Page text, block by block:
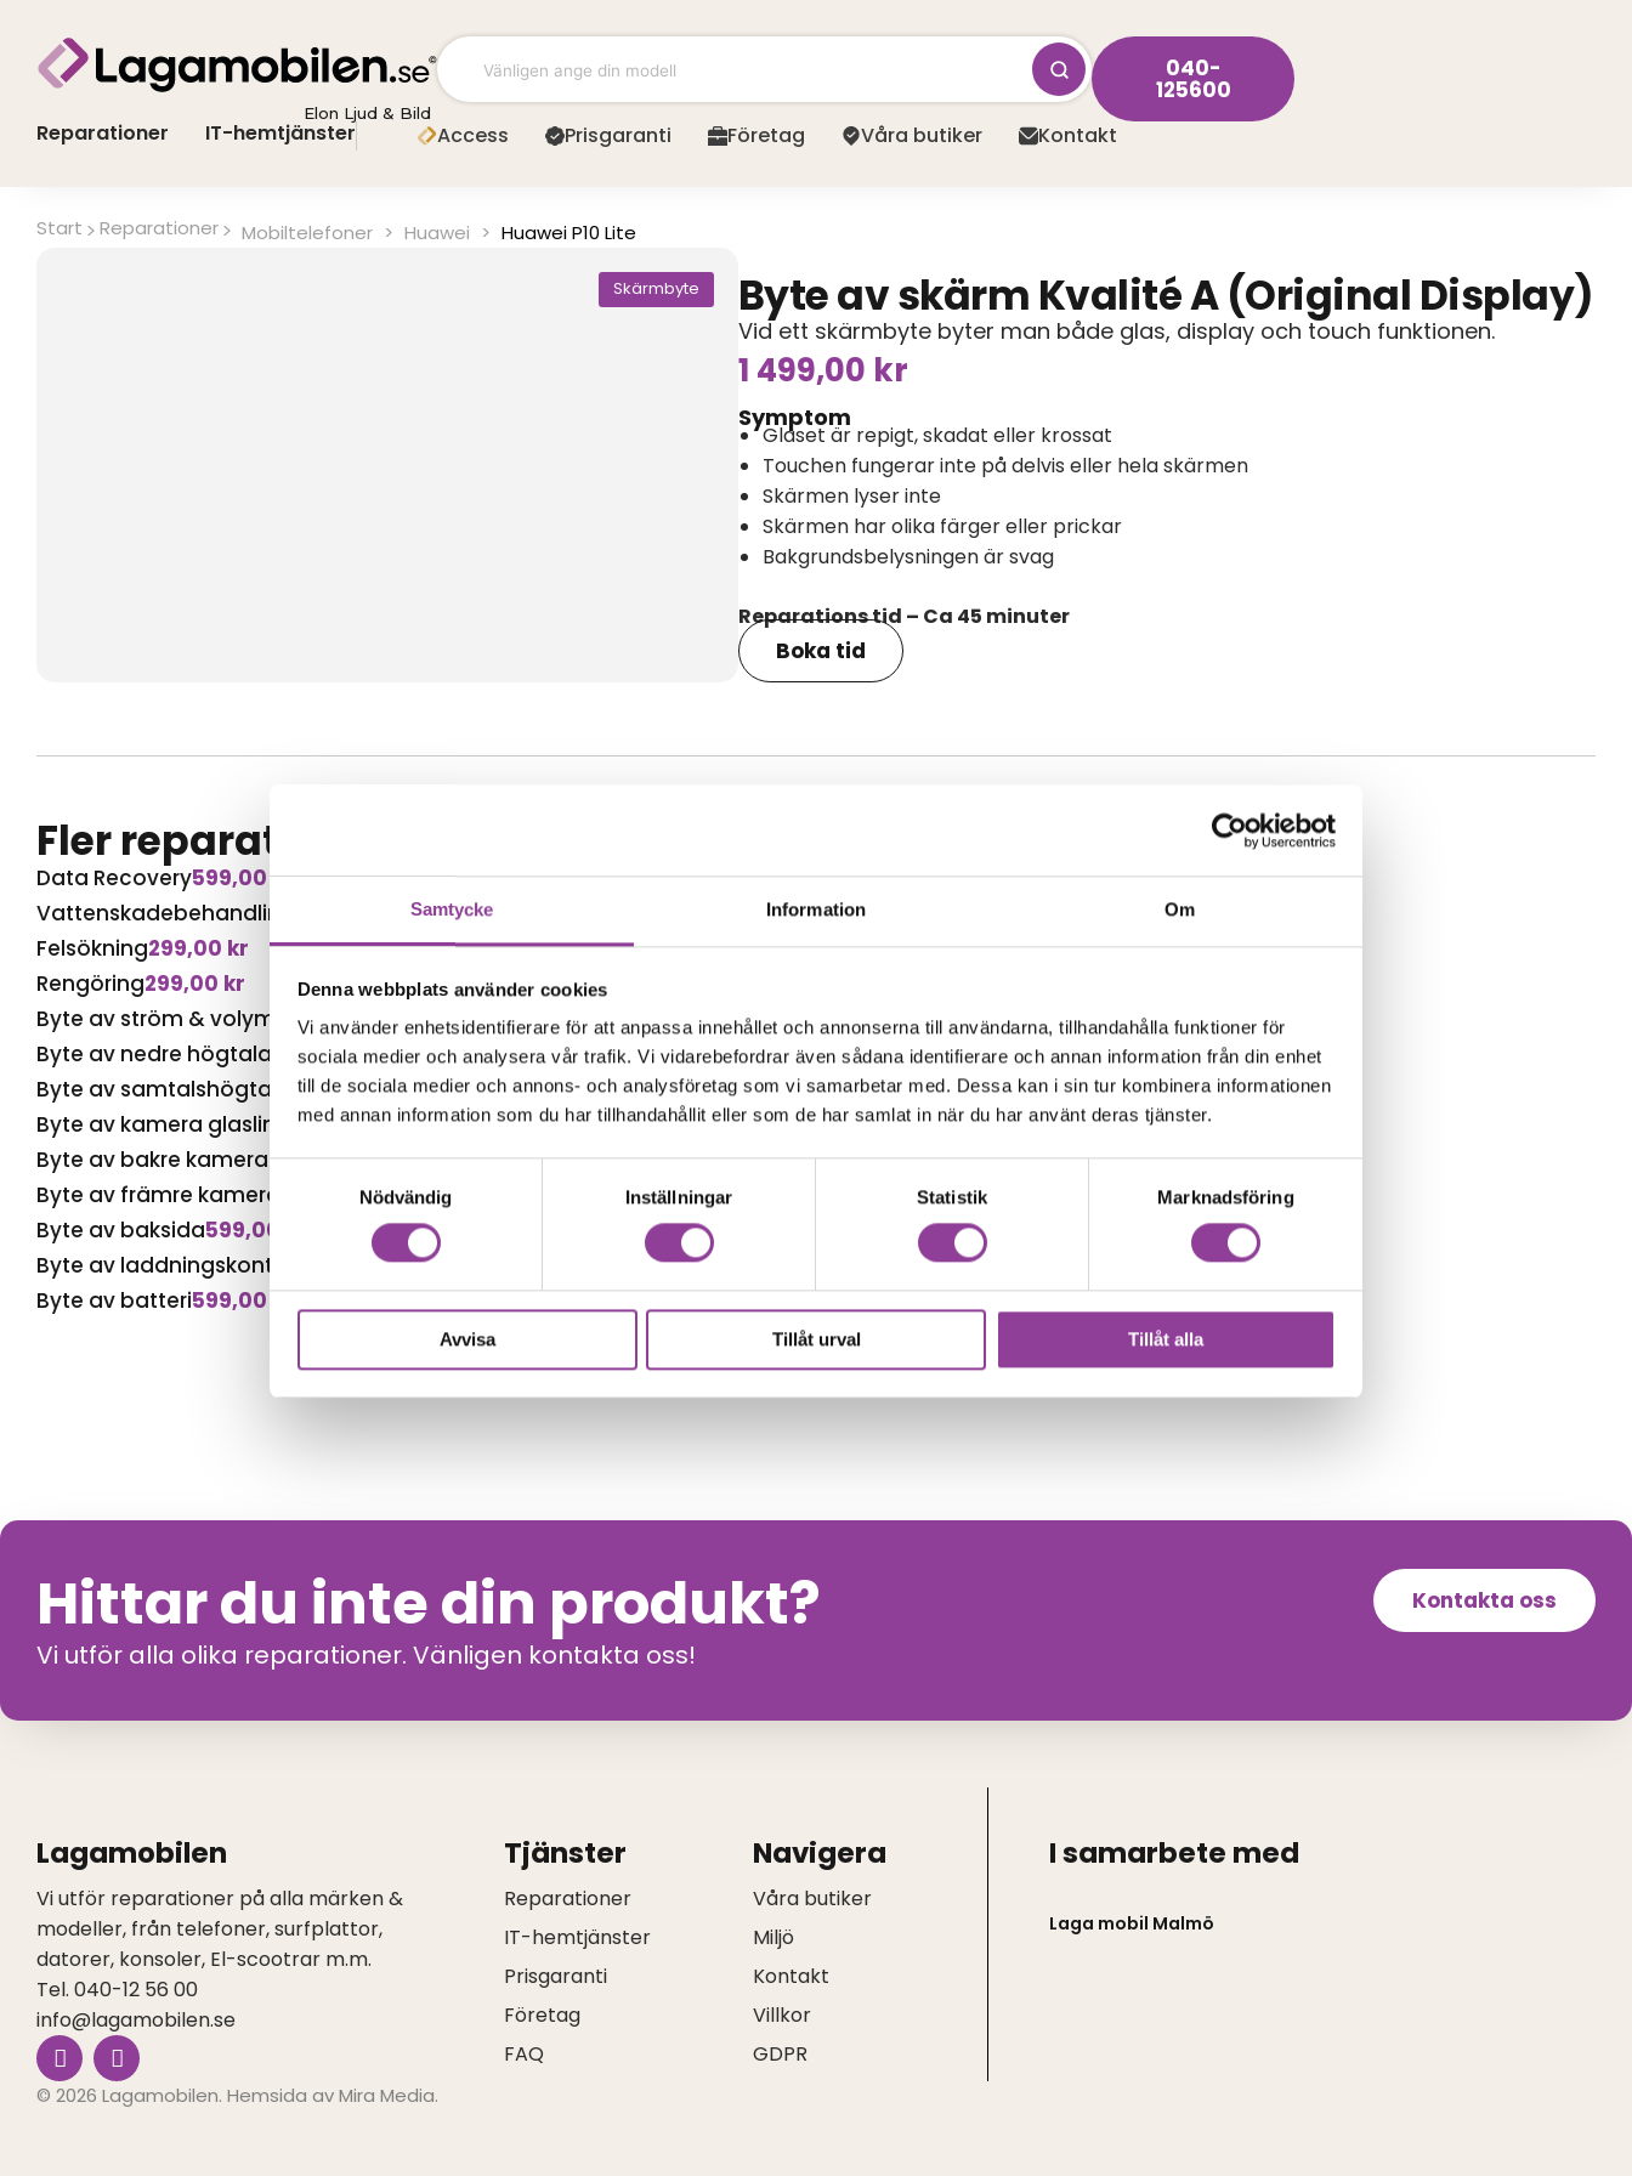
Samtycke Information Om
Denna webbplats använder cookies
Vi använder enhetsidentifierare för att anpassa innehållet och annonserna till användarna, tillhandahålla funktioner för
sociala medier och analysera vår trafik. Vi vidarebefordrar även sådana identifierare och annan information från din enhet
till de sociala medier och annons- och analysföretag som vi samarbetar med. Dessa kan i sin tur kombinera informationen
med annan information som du har tillhandahållit eller som de har samlat in när du har använt deras tjänster.
Nödvändig
Inställningar Statistik Marknadsföring
Avvisa Tillåt urval Tillåt alla
innehåll
Elon Ljud & Bild
040-
125600
Reparationer IT-hemtjänster Access Prisgaranti Företag Våra butiker Kontakt
Start Reparationer Mobiltelefoner > Huawei > Huawei P10 Lite
Skärmbyte Byte av skärm Kvalité A (Original Display)
Vid ett skärmbyte byter man både glas, display och touch funktionen.
1 499,00 kr
Symptom
Glaset är repigt, skadat eller krossat
Touchen fungerar inte på delvis eller hela skärmen
Skärmen lyser inte
Skärmen har olika färger eller prickar
Bakgrundsbelysningen är svag
Reparations tid – Ca 45 minuter
Boka tid
Fler reparationer för samma modell
Data Recovery599,00kr
Vattenskadebehandling
Felsökning299,00 kr
Rengöring299,00 kr
Byte av ström & volym
499,00kr
Byte av nedre högtalare
599,00kr
Byte av samtalshögtalare499,00kr
Byte av kamera glaslins
499,00kr
Byte av bakre kamera699,00kr
Byte av främre kamera
kr
Byte av baksida599,00
Byte av laddningskontakt
699,00kr
Byte av batteri599,00kr
Hittar du inte din produkt?
Vi utför alla olika reparationer. Vänligen kontakta oss!
Kontakta oss
Lagamobilen
Vi utför reparationer på alla märken &
modeller, från telefoner, surfplattor,
datorer, konsoler, El-scootrar m.m.
Tel. 040-12 56 00
info@lagamobilen.se
I
n
s
F
a
c
e
Tjänster
Reparationer
IT-hemtjänster
Prisgaranti
Företag
FAQ
Navigera
Våra butiker
Miljö
Kontakt
Villkor
GDPR
I samarbete med
Laga mobil Malmö
© 2026 Lagamobilen. Hemsida avMira Media.